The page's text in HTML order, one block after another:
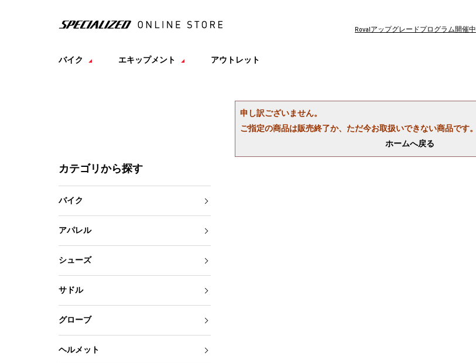
Rovalアップグレードプログラム開催中
バイク エキップメント アウトレット
申し訳ございません。
ご指定の商品は販売終了か、ただ今お取扱いできない商品です。
ホームへ戻る
カテゴリから探す
バイク
アパレル
シューズ
サドル
グローブ
ヘルメット